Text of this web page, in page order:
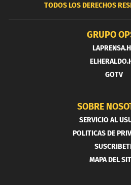
TODOS LOS DERECHOS
GRUPO
GOTV
SOBRE
SERVICIO AL
POLITICAS DE
MAPA DEL